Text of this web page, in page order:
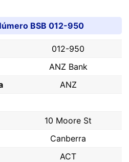
BSB 012-950
012-950
ANZ Bank
ANZ
10 Moore St
Canberra
ACT